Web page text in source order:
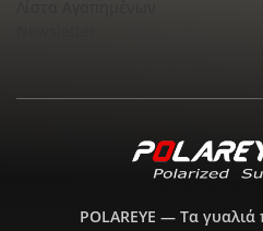
POLAREYE — Τα